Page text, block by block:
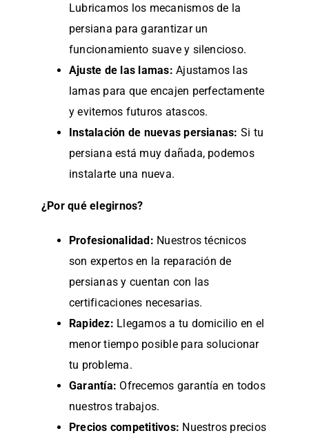
Lubricamos los mecanismos de la
persiana para garantizar un
funcionamiento suave y silencioso.
Ajuste de las lamas: Ajustamos las
lamas para que encajen perfectamente
y evitemos futuros atascos.
Instalación de nuevas persianas: Si tu
persiana está muy dañada, podemos
instalarte una nueva.
¿Por qué elegirnos?
Profesionalidad: Nuestros técnicos
son expertos en la reparación de
persianas y cuentan con las
certificaciones necesarias.
Rapidez: Llegamos a tu domicilio en el
menor tiempo posible para solucionar
tu problema.
Garantía: Ofrecemos garantía en todos
nuestros trabajos.
Precios competitivos: Nuestros precios